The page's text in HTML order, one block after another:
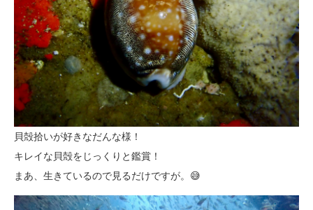
貝殻拾いが好きなだんな様！
キレイな貝殻をじっくりと鑑賞！
まあ、生きているので見るだけですが。😅